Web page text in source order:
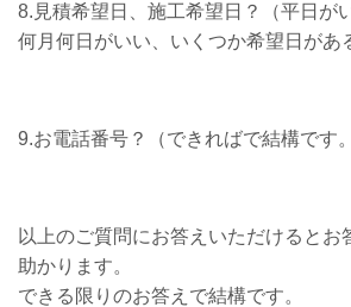
8.見積希望日、施工希望日？（平日が
何月何日がいい、いくつか希望日があ
9.お電話番号？（できればで結構です。
以上のご質問にお答えいただけるとお
助かります。
できる限りのお答えで結構です。